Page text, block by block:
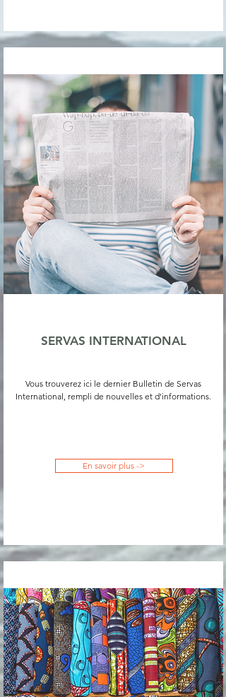
SERVAS INTERNATIONAL
Vous trouverez ici le dernier Bulletin de Servas
International, rempli de nouvelles et d'informations.
En savoir plus ->